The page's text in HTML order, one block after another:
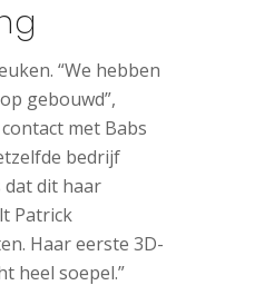
“We hebben
gebouwd”,
met Babs
bedrijf
dat dit haar
Patrick
Haar eerste 3D-
heel soepel.”